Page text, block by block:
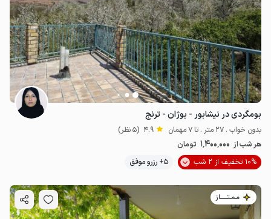
بومگردی در نیشابور - بوژان - ترنج
بدون خواب . 27 متر . تا 7 مهمان 4.9 (5 نظر)
هر شب از 1٬400٬000 تومان
10% تخفیف از 2 شب
5+ رزرو موفق
مـمـتــــــاز